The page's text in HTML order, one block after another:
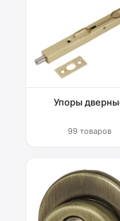
Упоры
99 товаров